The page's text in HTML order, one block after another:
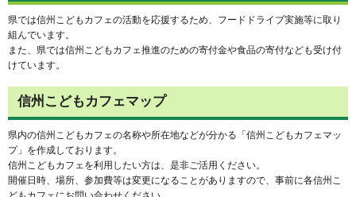
県では信州こどもカフェの活動を応援するため、フードドライブ実施等に取り
組んでいます。
また、県では信州こどもカフェ推進のための寄付金や食品の寄付なども受け付
けています。
信州こどもカフェマップ
県内の信州こどもカフェの名称や所在地などが分かる「信州こどもカフェマッ
プ」を作成しております。
信州こどもカフェを利用したい方は、是非ご活用ください。
開催日時、場所、参加費等は変更になることがありますので、事前に各信州こ